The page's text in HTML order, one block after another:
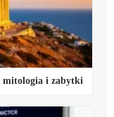
mitologia i zabytki